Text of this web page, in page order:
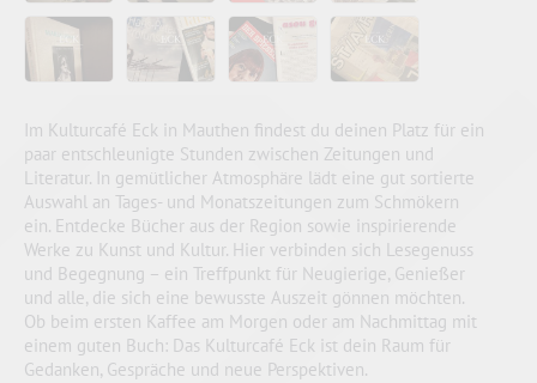
Im Kulturcafé Eck in Mauthen findest du deinen Platz für ein
paar entschleunigte Stunden zwischen Zeitungen und
Literatur. In gemütlicher Atmosphäre lädt eine gut sortierte
Auswahl an Tages- und Monatszeitungen zum Schmökern
ein. Entdecke Bücher aus der Region sowie inspirierende
Werke zu Kunst und Kultur. Hier verbinden sich Lesegenuss
und Begegnung – ein Treffpunkt für Neugierige, Genießer
und alle, die sich eine bewusste Auszeit gönnen möchten.
Ob beim ersten Kaffee am Morgen oder am Nachmittag mit
einem guten Buch: Das Kulturcafé Eck ist dein Raum für
Gedanken, Gespräche und neue Perspektiven.